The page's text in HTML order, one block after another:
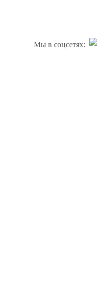
Мы в соцсетях: